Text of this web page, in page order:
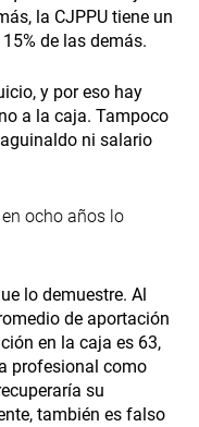
la CJPPU tiene un
de las demás.
y por eso hay
a la caja. Tampoco
ni salario
ocho años lo
lo demuestre. Al
de aportación
en la caja es 63,
profesional como
su
también es falso